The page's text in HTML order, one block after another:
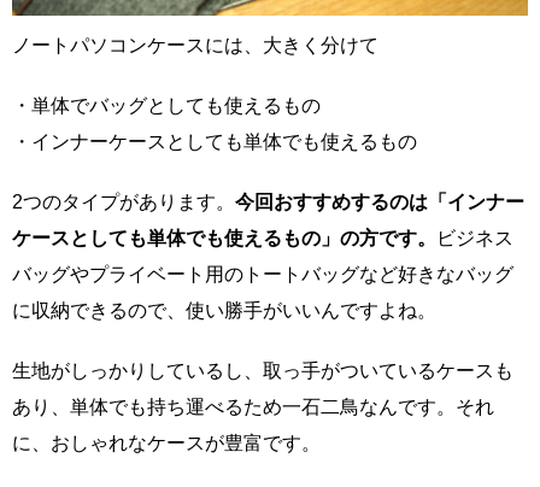
ノートパソコンケースには、大きく分けて
・単体でバッグとしても使えるもの
・インナーケースとしても単体でも使えるもの
2つのタイプがあります。 今回おすすめするのは「インナー
ケースとしても単体でも使えるもの」の方です。
ビジネス
バッグやプライベート用のトートバッグなど好きなバッグ
に収納できるので、使い勝手がいいんですよね。
生地がしっかりしているし、取っ手がついているケースも
あり、単体でも持ち運べるため一石二鳥なんです。それ
に、おしゃれなケースが豊富です。